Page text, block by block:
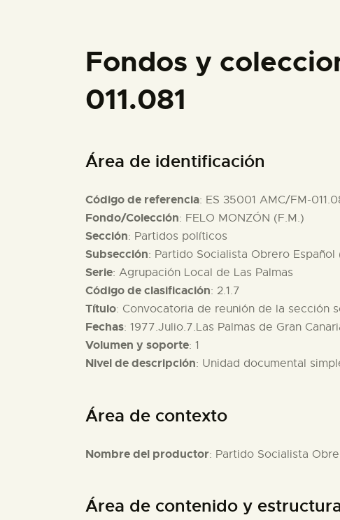
Fondos y
011.081
Área de identificación
Código de referencia: ES 35001 AMC/FM-
Fondo/Colección: FELO MONZÓN (F.M.)
Sección: Partidos políticos
Subsección: Partido Socialista Obrero Español
Serie: Agrupación Local de Las Palmas
Código de clasificación: 2.1.7
Título: Convocatoria de reunión de la sección
Fechas: 1977.Julio.7.Las Palmas de Gran
Volumen y soporte: 1
Nivel de descripción: Unidad documental
Área de contexto
Nombre del productor: Partido Socialista
Área de contenido y